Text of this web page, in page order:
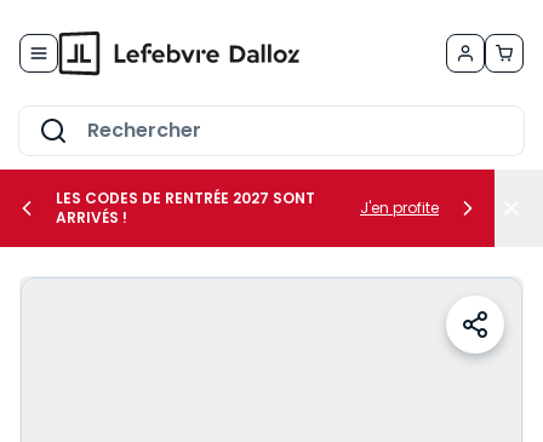
le sous-menu Vos métiers
LES CODES DE RENTRÉE 2027 SONT
ARRIVÉS !
J'en profite